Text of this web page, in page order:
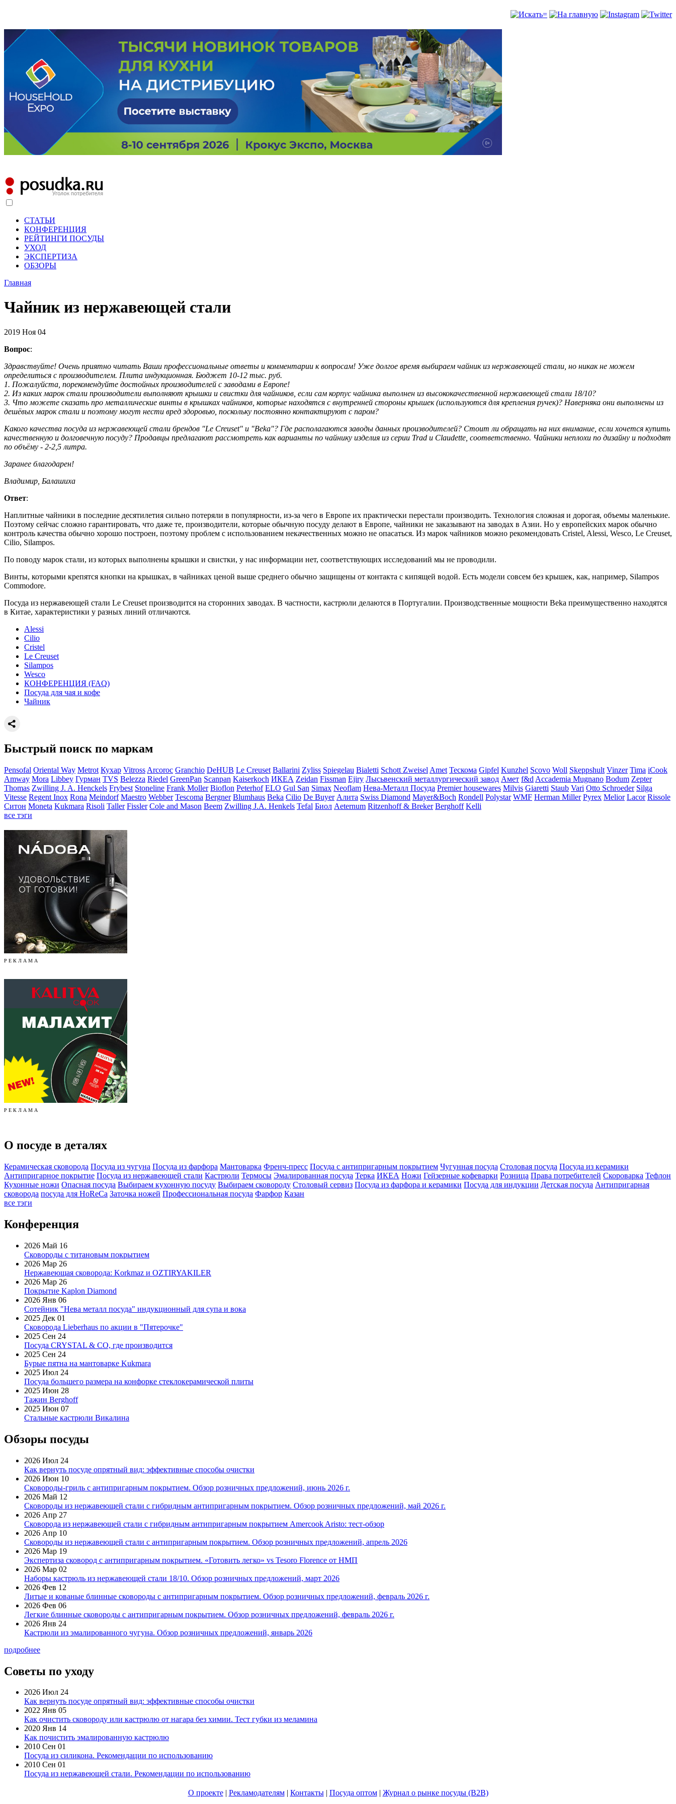
СТАТЬИ
КОНФЕРЕНЦИЯ
РЕЙТИНГИ ПОСУДЫ
УХОД
ЭКСПЕРТИЗА
ОБЗОРЫ
Главная
Чайник из нержавеющей стали
2019 Ноя 04
Вопрос:
Здравствуйте! Очень приятно читать Ваши профессиональные ответы и комментарии к вопросам! Уже долгое время выбираем чайник из нержавеющей стали, но никак не можем
определиться с производителем. Плита индукционная. Бюджет 10-12 тыс. руб.
1. Пожалуйста, порекомендуйте достойных производителей с заводами в Европе!
2. Из каких марок стали производители выполняют крышки и свистки для чайников, если сам корпус чайника выполнен из высококачественной нержавеющей стали 18/10?
3. Что можете сказать про металлические винты в крышках чайников, которые находятся с внутренней стороны крышек (используются для крепления ручек)? Наверняка они выполнены из
дешёвых марок стали и поэтому могут нести вред здоровью, поскольку постоянно контактируют с паром?
Какого качества посуда из нержавеющей стали брендов "Le Creuset" и "Beka"? Где располагаются заводы данных производителей? Стоит ли обращать на них внимание, если хочется купить
качественную и долговечную посуду? Продавцы предлагают рассмотреть как варианты по чайнику изделия из серии Trad и Claudette, соответственно. Чайники неплохи по дизайну и подходят
по объёму - 2-2,5 литра.
Заранее благодарен!
Владимир, Балашиха
Ответ:
Наплитные чайники в последние десятилетия сильно потеряли в популярности, из-за чего в Европе их практически перестали производить. Технология сложная и дорогая, объемы маленькие.
Поэтому сейчас сложно гарантировать, что даже те, производители, которые обычную посуду делают в Европе, чайники не заказывают на заводах в Азии. Но у европейских марок обычно
контроль качества обычно хорошо построен, поэтому проблем с использованием некачественных можно не опасаться. Из марок чайников можно рекомендовать Cristel, Alessi, Wesco, Le Creuset,
Cilio, Silampos.
По поводу марок стали, из которых выполнены крышки и свистки, у нас информации нет, соответствующих исследований мы не проводили.
Винты, которыми крепятся кнопки на крышках, в чайниках ценой выше среднего обычно защищены от контакта с кипящей водой. Есть модели совсем без крышек, как, например, Silampos
Commodore.
Посуда из нержавеющей стали Le Creuset производится на сторонних заводах. В частности, кастрюли делаются в Португалии. Производственные мощности Beka преимущественно находятся
в Китае, характеристики у разных линий отличаются.
Alessi
Cilio
Cristel
Le Creuset
Silampos
Wesco
КОНФЕРЕНЦИЯ (FAQ)
Посуда для чая и кофе
Чайник
Быстрый поиск по маркам
Pensofal Oriental Way Metrot Кухар Vitross Arcoroc Granchio DeHUB Le Creuset Ballarini Zyliss Spiegelau Bialetti Schott Zweisel Amet Тескома Gipfel Kunzhel Scovo Woll Skeppshult Vinzer Tima iCook
Amway Mora Libbey Гурман TVS Belezza Riedel GreenPan Scanpan Kaiserkoch ИКЕА Zeidan Fissman Ejiry Лысьвенский металлургический завод Амет f&d Accademia Mugnano Bodum Zepter
Thomas Zwilling J. A. Henckels Frybest Stoneline Frank Moller Bioflon Peterhof ELO Gul San Simax Neoflam Нева-Металл Посуда Premier housewares Milvis Giaretti Staub Vari Otto Schroeder Silga
Vitesse Regent Inox Rona Meindorf Maestro Webber Tescoma Bergner Blumhaus Beka Cilio De Buyer Алита Swiss Diamond Mayer&Boch Rondell Polystar WMF Herman Miller Pyrex Melior Lacor Rissole
Ситон Moneta Kukmara Risoli Taller Fissler Cole and Mason Beem Zwilling J.A. Henkels Tefal Биол Aeternum Ritzenhoff & Breker Berghoff Kelli
все тэги
Р Е К Л А М А
Р Е К Л А М А
О посуде в деталях
Керамическая сковорода Посуда из чугуна Посуда из фарфора Мантоварка Френч-пресс Посуда с антипригарным покрытием Чугунная посуда Столовая посуда Посуда из керамики
Антипригарное покрытие Посуда из нержавеющей стали Кастрюли Термосы Эмалированная посуда Терка ИКЕА Ножи Гейзерные кофеварки Розница Права потребителей Скороварка Тефлон
Кухонные ножи Опасная посуда Выбираем кухонную посуду Выбираем сковороду Столовый сервиз Посуда из фарфора и керамики Посуда для индукции Детская посуда Антипригарная
сковорода посуда для HoReCa Заточка ножей Профессиональная посуда Фарфор Казан
все тэги
Конференция
2026 Май 16
Сковороды с титановым покрытием
2026 Мар 26
Нержавеющая сковорода: Korkmaz и OZTIRYAKILER
2026 Мар 26
Покрытие Kaplon Diamond
2026 Янв 06
Сотейник "Нева металл посуда" индукционный для супа и вока
2025 Дек 01
Сковорода Lieberhaus по акции в "Пятерочке"
2025 Сен 24
Посуда CRYSTAL & CO, где производится
2025 Сен 24
Бурые пятна на мантоварке Kukmara
2025 Июл 24
Посуда большего размера на конфорке стеклокерамической плиты
2025 Июн 28
Тажин Berghoff
2025 Июн 07
Стальные кастрюли Викалина
Обзоры посуды
2026 Июл 24
Как вернуть посуде опрятный вид: эффективные способы очистки
2026 Июн 10
Сковороды-гриль с антипригарным покрытием. Обзор розничных предложений, июнь 2026 г.
2026 Май 12
Сковороды из нержавеющей стали с гибридным антипригарным покрытием. Обзор розничных предложений, май 2026 г.
2026 Апр 27
Сковорода из нержавеющей стали с гибридным антипригарным покрытием Amercook Aristo: тест-обзор
2026 Апр 10
Сковороды из нержавеющей стали с антипригарным покрытием. Обзор розничных предложений, апрель 2026
2026 Мар 19
Экспертиза сковород с антипригарным покрытием. «Готовить легко» vs Tesoro Florence от НМП
2026 Мар 02
Наборы кастрюль из нержавеющей стали 18/10. Обзор розничных предложений, март 2026
2026 Фев 12
Литые и кованые блинные сковороды с антипригарным покрытием. Обзор розничных предложений, февраль 2026 г.
2026 Фев 06
Легкие блинные сковороды с антипригарным покрытием. Обзор розничных предложений, февраль 2026 г.
2026 Янв 24
Кастрюли из эмалированного чугуна. Обзор розничных предложений, январь 2026
подробнее
Советы по уходу
2026 Июл 24
Как вернуть посуде опрятный вид: эффективные способы очистки
2022 Янв 05
Как очистить сковороду или кастрюлю от нагара без химии. Тест губки из меламина
2020 Янв 14
Как почистить эмалированную кастрюлю
2010 Сен 01
Посуда из силикона. Рекомендации по использованию
2010 Сен 01
Посуда из нержавеющей стали. Рекомендации по использованию
О проекте| Рекламодателям| Контакты| Посуда оптом| Журнал о рынке посуды (B2B)